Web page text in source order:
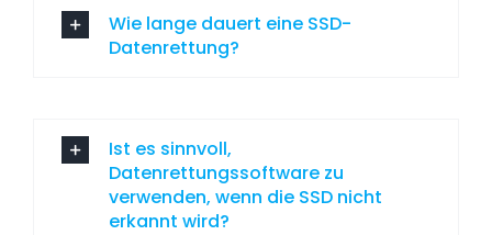
Wie lange dauert eine SSD-
Datenrettung?
Ist es sinnvoll,
Datenrettungssoftware zu
verwenden, wenn die SSD nicht
erkannt wird?